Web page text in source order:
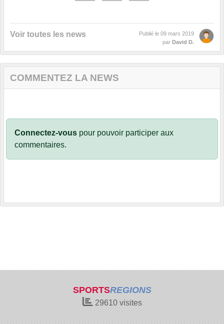
Voir toutes les news Publié le 09 mars 2019
par David D.
COMMENTEZ LA NEWS
Connectez-vous pour pouvoir participer aux
commentaires.
SPORTSREGIONS
29610visites